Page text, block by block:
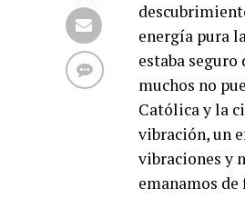
energía pura
estaba
muchos no
Católica y la
vibración, un
vibraciones y
emanamos